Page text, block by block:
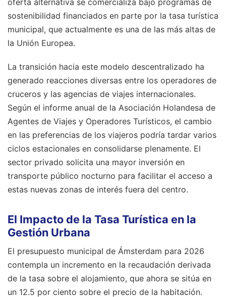
sostenibilidad financiados en parte por la tasa turística
municipal, que actualmente es una de las más altas de
la Unión Europea.
La transición hacia este modelo descentralizado ha
generado reacciones diversas entre los operadores de
cruceros y las agencias de viajes internacionales.
Según el informe anual de la Asociación Holandesa de
Agentes de Viajes y Operadores Turísticos, el cambio
en las preferencias de los viajeros podría tardar varios
ciclos estacionales en consolidarse plenamente. El
sector privado solicita una mayor inversión en
transporte público nocturno para facilitar el acceso a
estas nuevas zonas de interés fuera del centro.
El Impacto de la Tasa Turística en la
Gestión Urbana
El presupuesto municipal de Ámsterdam para 2026
contempla un incremento en la recaudación derivada
de la tasa sobre el alojamiento, que ahora se sitúa en
un 12.5 por ciento sobre el precio de la habitación.